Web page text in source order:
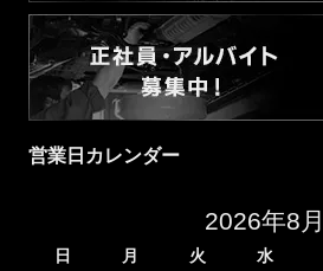
営業日カレンダー
2026年8月
日 月 火 水